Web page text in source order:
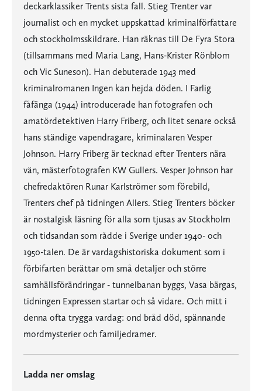
deckarklassiker Trents sista fall. Stieg Trenter var
journalist och en mycket uppskattad kriminalförfattare
och stockholmsskildrare. Han räknas till De Fyra Stora
(tillsammans med Maria Lang, Hans-Krister Rönblom
och Vic Suneson). Han debuterade 1943 med
kriminalromanen Ingen kan hejda döden. I Farlig
fåfänga (1944) introducerade han fotografen och
amatördetektiven Harry Friberg, och litet senare också
hans ständige vapendragare, kriminalaren Vesper
Johnson. Harry Friberg är tecknad efter Trenters nära
vän, mästerfotografen KW Gullers. Vesper Johnson har
chefredaktören Runar Karlströmer som förebild,
Trenters chef på tidningen Allers. Stieg Trenters böcker
är nostalgisk läsning för alla som tjusas av Stockholm
och tidsandan som rådde i Sverige under 1940- och
1950-talen. De är vardagshistoriska dokument som i
förbifarten berättar om små detaljer och större
samhällsförändringar - tunnelbanan byggs, Vasa bärgas,
tidningen Expressen startar och så vidare. Och mitt i
denna ofta trygga vardag: ond bråd död, spännande
mordmysterier och familjedramer.
Ladda ner omslag